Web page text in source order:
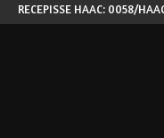
RECEPISSE HAAC: 0058/